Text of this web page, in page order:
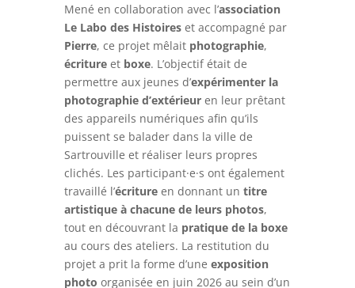
Mené en collaboration avec l’association
Le Labo des Histoireset accompagné par
Pierre, ce projet mêlait photographie,
écritureet boxe. L’objectif était de
permettre aux jeunes d’expérimenter la
photographie d’extérieuren leur prêtant
des appareils numériques afin qu’ils
puissent se balader dans la ville de
Sartrouville et réaliser leurs propres
clichés. Les participant·e·s ont également
travaillé l’écritureen donnant un titre
artistique à chacune de leurs photos,
tout en découvrant la pratique de la boxe
au cours des ateliers. La restitution du
projet a prit la forme d’une exposition
photo organisée en juin 2026 au sein d’un